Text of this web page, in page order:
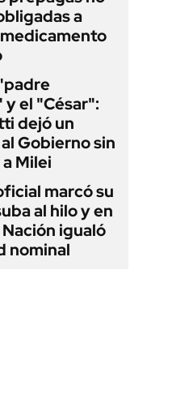
a
el "César":
dejó un
Gobierno sin
Milei
marcó su
al hilo y en
igualó
nominal